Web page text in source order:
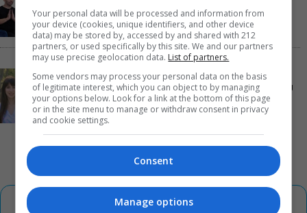
Μιρέλα Πάχου – Αδάμ Τσαρούχης: Τα αξέχαστα
ντουέτα του ελληνικού σινεμά στην Ταράτσα του
Λαμπέτη
Your personal data will be processed and information from
your device (cookies, unique identifiers, and other device
data) may be stored by, accessed by and shared with 212
partners, or used specifically by this site. We and our partners
may use precise geolocation data. List of partners.
Some vendors may process your personal data on the basis
of legitimate interest, which you can object to by managing
your options below. Look for a link at the bottom of this page
or in the site menu to manage or withdraw consent in privacy
and cookie settings.
Consent
Manage options